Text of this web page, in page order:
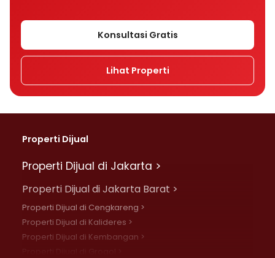
Konsultasi Gratis
Lihat Properti
Properti Dijual
Properti Dijual di Jakarta >
Properti Dijual di Jakarta Barat >
Properti Dijual di Cengkareng >
Properti Dijual di Kalideres >
Properti Dijual di Kembangan >